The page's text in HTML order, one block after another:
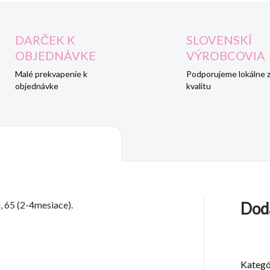
DARČEK K
OBJEDNÁVKE
Malé prekvapenie k
objednávke
SLOVENSKÍ
VÝROBCOVIA
Podporujeme lokálne
kvalitu
(2-4mesiace).